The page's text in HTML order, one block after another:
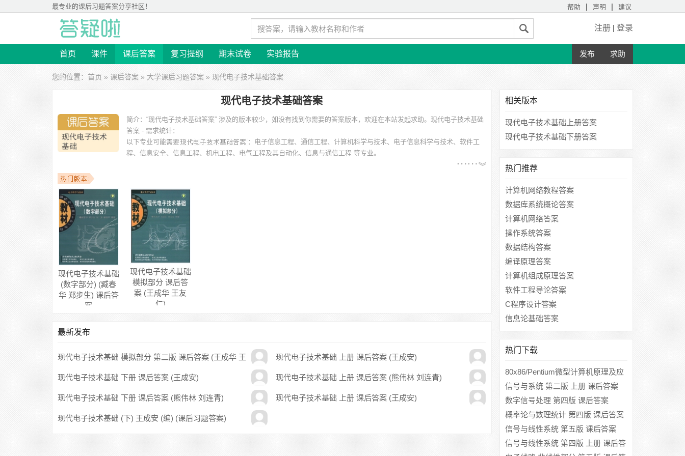
最专业的课后习题答案分享社区！ 帮助 | 声明 | 建议
注册 | 登录
首页 课件 课后答案 复习提纲 期末试卷 实验报告 发布 求助
您的位置： 首页 » 课后答案 » 大学课后习题答案 » 现代电子技术基础答案
现代电子技术基础答案
简介： “现代电子技术基础答案” 涉及的版本较少，如没有找到你需要的答案版本，欢迎在本站发起求助。 现代电子技术基础
答案 - 需求统计：
以下专业可能需要
：电子信息工程、通信工程、计算机科学与技术、电子信息科学与技术、软件工
程、信息安全、信息工程、机电工程、电气工程及其自动化、信息与通信工程 等专业。
：南京航天航空大学、南京航空航天大学、南京航空航天大学金城学院、黑龙江大学、金陵科技学
院、安徽新华学院、塔里木大学、山东工商学院、武汉工程大学、武汉理工大学 等。
现代电子技术基础
(数字部分) (臧春
华 郑步生) 课后答
案
现代电子技术基础
模拟部分 课后答
案 (王成华 王友
仁)
最新发布
现代电子技术基础 模拟部分 第二版 课后答案 (王成华 王
友仁)
现代电子技术基础 上册 课后答案 (王成安)
现代电子技术基础 下册 课后答案 (王成安) 现代电子技术基础 上册 课后答案 (熊伟林 刘连青)
现代电子技术基础 下册 课后答案 (熊伟林 刘连青) 现代电子技术基础 上册 课后答案 (王成安)
现代电子技术基础 (下) 王成安 (编) (课后习题答案)
相关版本
现代电子技术基础上册答案
现代电子技术基础下册答案
热门推荐
计算机网络教程答案
数据库系统概论答案
计算机网络答案
操作系统答案
数据结构答案
编译原理答案
计算机组成原理答案
软件工程导论答案
C程序设计答案
信息论基础答案
热门下载
80x86/Pentium微型计算机原理及应
用 第三版 课后答案 (吴宁 马旭东)
信号与系统 第二版 上册 课后答案
(郑君里)
数字信号处理 第四版 课后答案
(Sanjit K.Mitra)
概率论与数理统计 第四版 课后答案
(盛骤)
信号与线性系统 第五版 课后答案
(管致中 夏恭恪)
信号与线性系统 第四版 上册 课后答